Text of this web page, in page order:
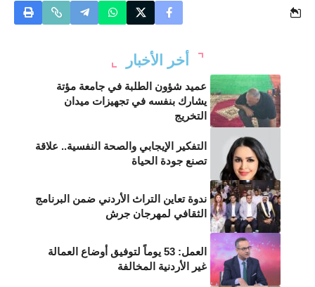
أخر الأخبار
عميد شؤون الطلبة في جامعة مؤتة
يشارك بنفسه في تجهيزات ميدان
التخريج
التفكير الإيجابي والصحة النفسية.. علاقة
تصنع جودة الحياة
ندوة تعاين التراث الأردني ضمن البرنامج
الثقافي لمهرجان جرش
العمل: 53 يوماً لتوفيق أوضاع العمالة
غير الأردنية المخالفة